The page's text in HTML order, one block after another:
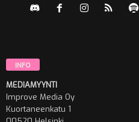
INFO
MEDIAMYYNTI
Improve Media Oy
Kuortaneenkatu 1